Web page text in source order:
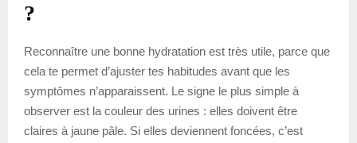
?
Reconnaître une bonne hydratation est très utile, parce que
cela te permet d’ajuster tes habitudes avant que les
symptômes n’apparaissent. Le signe le plus simple à
observer est la couleur des urines : elles doivent être
claires à jaune pâle. Si elles deviennent foncées, c’est